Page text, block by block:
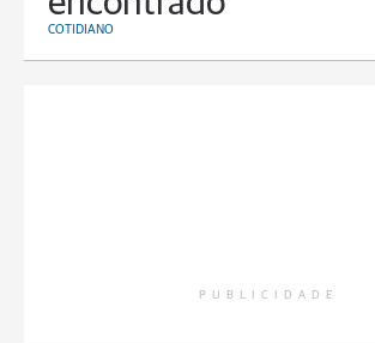
COTIDIANO
PUBLICIDADE